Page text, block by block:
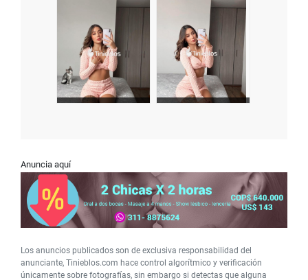
Anuncia aquí
Los anuncios publicados son de exclusiva responsabilidad del
anunciante, Tinieblos.com hace control algorítmico y verificación
únicamente sobre fotografías, sin embargo si detectas que alguna